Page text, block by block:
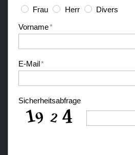
Frau
Herr Divers
Vorname*
E-Mail *
Sicherheitsabfrage